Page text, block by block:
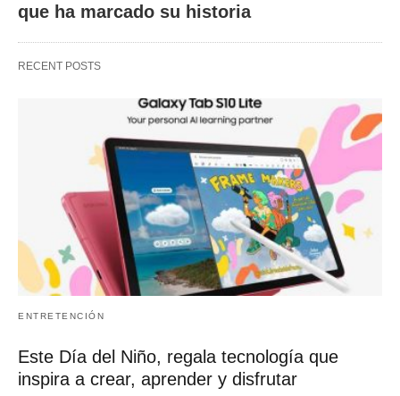
que ha marcado su historia
RECENT POSTS
ENTRETENCIÓN
Este Día del Niño, regala tecnología que
inspira a crear, aprender y disfrutar